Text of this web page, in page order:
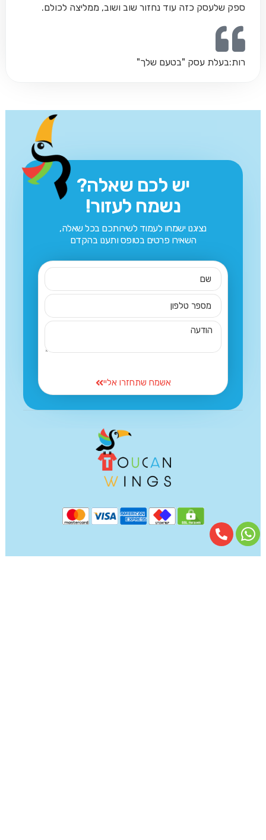
ספק שלעסק כזה עוד נחזור שוב ושוב, ממליצה לכולם.
רות:בעלת עסק "בטעם שלך"
יש לכם שאלה?
נשמח לעזור!
נציגנו ישמחו לעמוד לשירותכם בכל שאלה,
השאירו פרטים בטופס ותענו בהקדם
אשמח שתחזרו אליי